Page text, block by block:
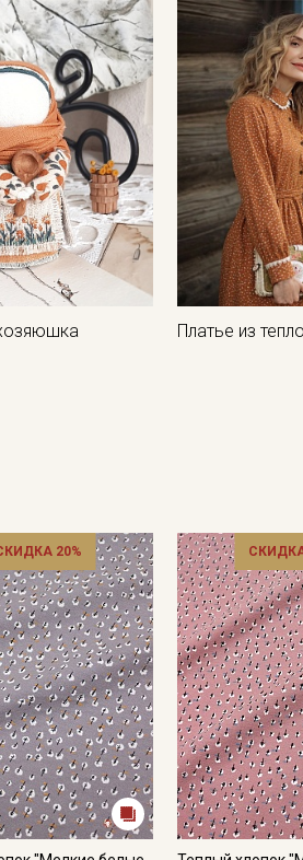
ткани в зависимостиот настроек
Платье из
20% СКИДКА